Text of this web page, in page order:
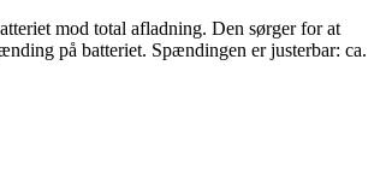
mod total afladning. Den sørger for at
på batteriet. Spændingen er justerbar: ca.